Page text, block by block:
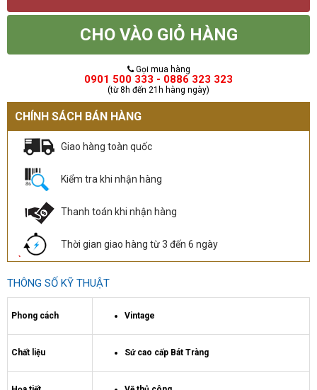
CHO VÀO GIỎ HÀNG
Gọi mua hàng
0901 500 333 - 0886 323 323
(từ 8h đến 21h hàng ngày)
CHÍNH SÁCH BÁN HÀNG
Giao hàng toàn quốc
Kiểm tra khi nhận hàng
Thanh toán khi nhận hàng
Thời gian giao hàng từ 3 đến 6 ngày
THÔNG SỐ KỸ THUẬT
Phong cách Vintage
Chất liệu Sứ cao cấp Bát Tràng